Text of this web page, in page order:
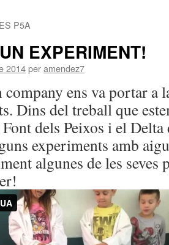
P5A
EXPERIMENT!
2014peramendez7
company ens va portar a
Dins del treball que
Font dels Peixos i el
experiments amb
algunes de les seves